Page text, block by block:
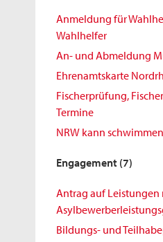
Anmeldung für
Wahlhelfer
An- und Abmeldung
Ehrenamtskarte
Fischerprüfung,
Termine
NRW kann
Engagement (7)
Antrag auf Leistungen
Bildungs- und